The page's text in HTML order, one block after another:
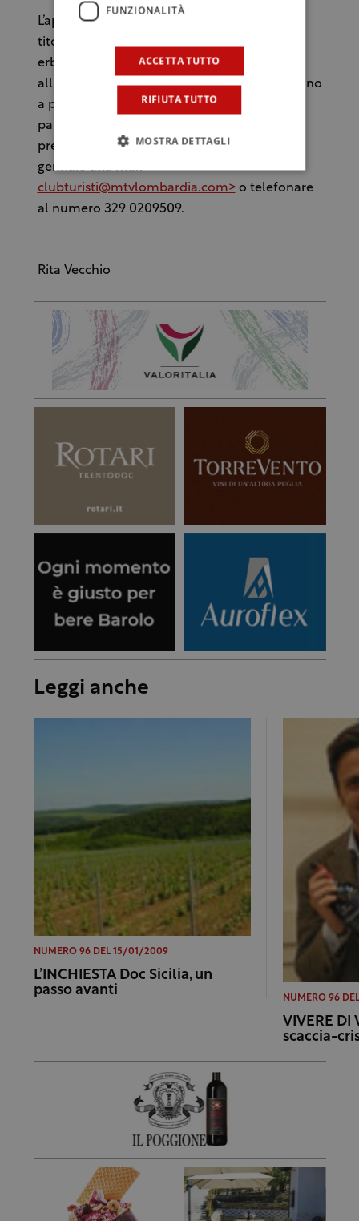
L’appuntamento con la manifestazione dal
titolo “Il Marsala, il cioccolato ed i formaggi
erborinati” è per martedì 20 gennaio alle
all’Hotel Johnny di Milano, in via Prati, 6 (vicino
a piazza VI Febbraio). Il costo speciale di
partecipazione è 12 euro. Per informazioni e
prenotazioni è possibile rivolgersi entro il 16
gennaio alla mail
clubturisti@mtvlombardia.com>o telefonare
al numero 329 0209509.
Rita Vecchio
Leggi anche
NUMERO 96 DEL 15/01/2009
L’INCHIESTA Doc Sicilia, un
passo avanti
NUMERO 96
VIVERE DI
scaccia-
FUNZIONALITÀ
ACCETTA TUTTO
RIFIUTA TUTTO
MOSTRA DETTAGLI